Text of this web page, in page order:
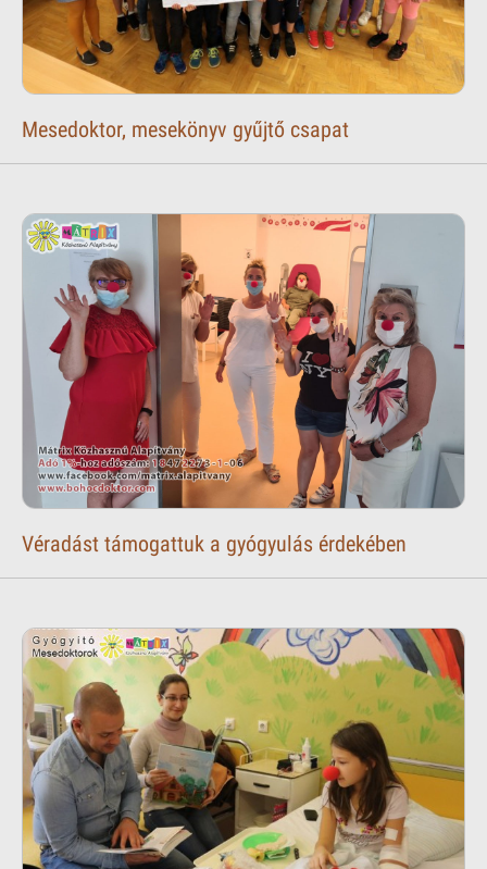
Mesedoktor, mesekönyv gyűjtő csapat
Véradást támogattuk a gyógyulás érdekében